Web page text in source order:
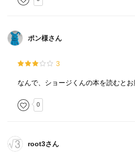
ポン様さん
3
なんで、ショージくんの本を読むと
0
root3さん